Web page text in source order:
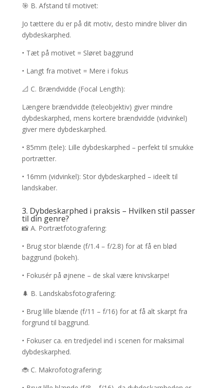
🎯 B. Afstand til motivet:
Jo tættere du er på dit motiv, desto mindre bliver din
dybdeskarphed.
• Tæt på motivet = Sløret baggrund
• Langt fra motivet = Mere i fokus
📐 C. Brændvidde (Focal Length):
Længere brændvidde (teleobjektiv) giver mindre
dybdeskarphed, mens kortere brændvidde (vidvinkel)
giver mere dybdeskarphed.
• 85mm (tele): Lille dybdeskarphed – perfekt til smukke
portrætter.
• 16mm (vidvinkel): Stor dybdeskarphed – ideelt til
landskaber.
3. Dybdeskarphed i praksis – Hvilken stil passer
til din genre?
📸 A. Portrætfotografering:
• Brug stor blænde (f/1.4 – f/2.8) for at få en blød
baggrund (bokeh).
• Fokusér på øjnene – de skal være knivskarpe!
🌲 B. Landskabsfotografering:
• Brug lille blænde (f/11 – f/16) for at få alt skarpt fra
forgrund til baggrund.
• Fokuser ca. en tredjedel ind i scenen for maksimal
dybdeskarphed.
🐞 C. Makrofotografering: